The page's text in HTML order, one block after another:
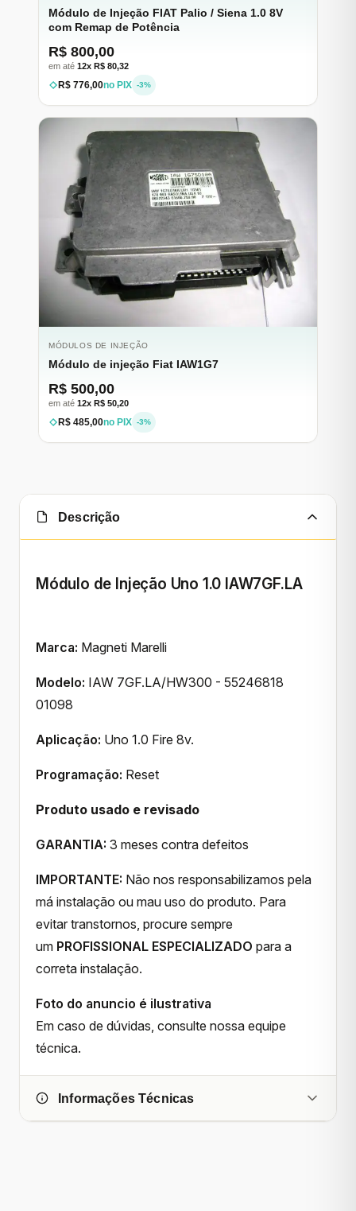
Módulo de Injeção FIAT Palio / Siena 1.0 8V
com Remap de Potência
R$ 800,00
em até 12x R$ 80,32
R$ 776,00no PIX -3%
MÓDULOS DE INJEÇÃO
Módulo de injeção Fiat IAW1G7
R$ 500,00
em até 12x R$ 50,20
R$ 485,00no PIX -3%
Descrição
Módulo de Injeção Uno 1.0 IAW7GF.LA
Marca: Magneti Marelli
Modelo: IAW 7GF.LA/HW300 - 55246818
01098
Aplicação: Uno 1.0 Fire 8v.
Programação: Reset
Produto usado e revisado
GARANTIA: 3 meses contra defeitos
IMPORTANTE: Não nos responsabilizamos pela
má instalação ou mau uso do produto. Para
evitar transtornos, procure sempre
um PROFISSIONAL ESPECIALIZADO para a
correta instalação.
Foto do anuncio é ilustrativa
Em caso de dúvidas, consulte nossa equipe
técnica.
Informações Técnicas